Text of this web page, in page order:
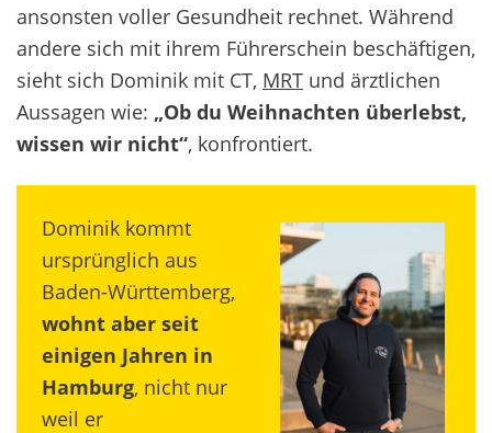
ansonsten voller Gesundheit rechnet. Während
andere sich mit ihrem Führerschein beschäftigen,
sieht sich Dominik mit CT, MRT und ärztlichen
Aussagen wie: „Ob du Weihnachten überlebst,
wissen wir nicht“, konfrontiert.
Dominik kommt
ursprünglich aus
Baden-Württemberg,
wohnt aber seit
einigen Jahren in
Hamburg, nicht nur
weil er